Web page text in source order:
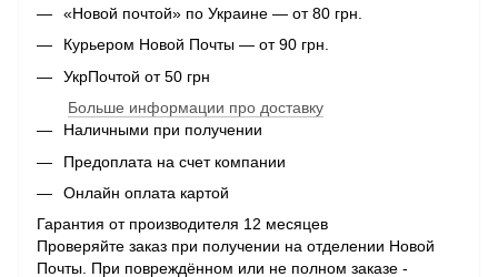
«Новой почтой» по Украине — от 80 грн.
Курьером Новой Почты — от 90 грн.
УкрПочтой от 50 грн
Больше информации про доставку
Наличными при получении
Предоплата на счет компании
Онлайн оплата картой
Гарантия от производителя 12 месяцев
Проверяйте заказ при получении на отделении Новой
Почты. При повреждённом или не полном заказе -